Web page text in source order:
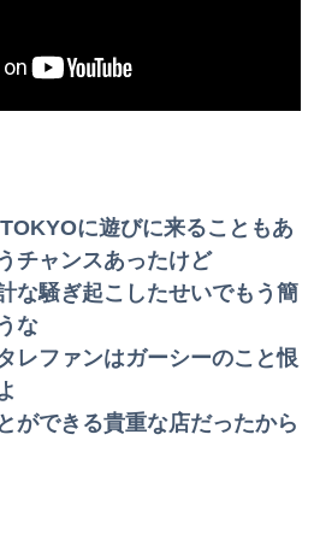
に遊びに来ることもあ
チャンスあったけど
な騒ぎ起こしたせいでもう簡
な
レファンはガーシーのこと恨
ができる貴重な店だったから